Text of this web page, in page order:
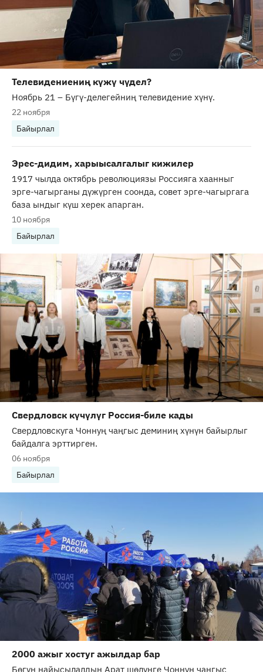
Телевидениениң күжү чүдел?
Ноябрь 21 – Бүгү-делегейниң телевидение хүнү.
22 ноября
Байырлал
Эрес-дидим, харыысалгалыг кижилер
1917 чылда октябрь революциязы Россияга хаанныг
эрге-чагырганы дүжүрген соонда, совет эрге-чагыргага
база ындыг күш херек апарган.
10 ноября
Байырлал
Свердловск күчүлүг Россия-биле кады
Свердловскуга Чоннуң чаңгыс деминиң хүнүн байырлыг
байдалга эрттирген.
06 ноября
Байырлал
2000 ажыг хостуг ажылдар бар
Бөгүн найысылалдың Арат шөлүнге Чоннуң чаңгыс